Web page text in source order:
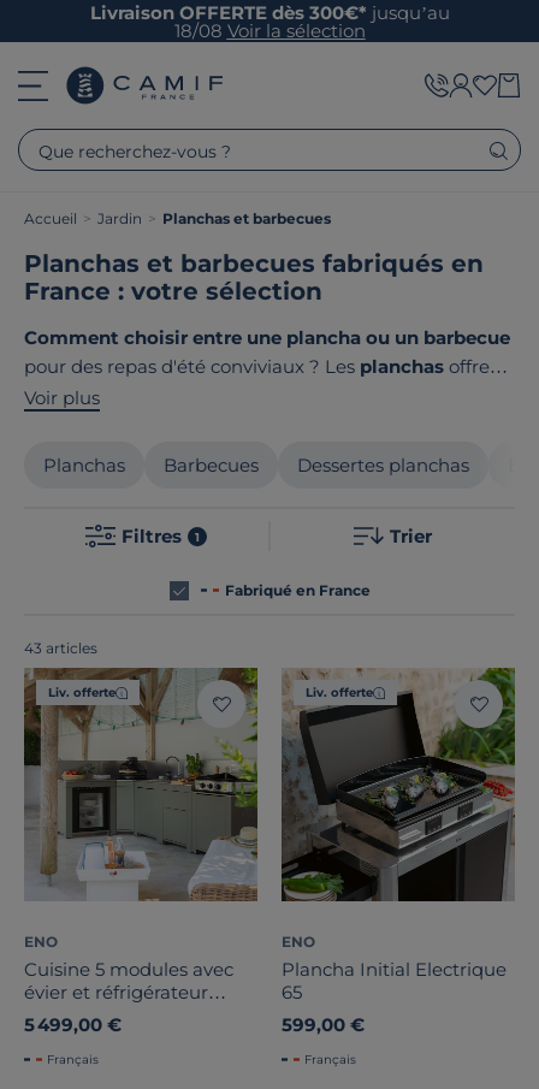
Livraison OFFERTE dès 300€* jusqu’au
18/08 Voir la sélection
Que recherchez-vous ?
Accueil > Jardin > Planchas et barbecues
Planchas et barbecues fabriqués en
France : votre sélection
Comment choisir entre une plancha ou un barbecue
pour des repas d'été conviviaux ? Les planchas offrent
une cuisson goûteuse et maîtrisée, tandis que les
incomparable. Pour des grillades réussies, optez pour
nos appareils haut de gamme qui allient performance
fabriqués en France ou en Europe!
Voir plus
Planchas Barbecues Dessertes planchas
Filtres 1 Trier
Fabriqué en France
43 articles
Liv. offerte
ENO
Cuisine 5 modules avec
évier et réfrigérateur
Comfort Sauge
5 499,00 €
Français
Liv. offerte
ENO
Plancha Initial Electrique
65
599,00 €
Français